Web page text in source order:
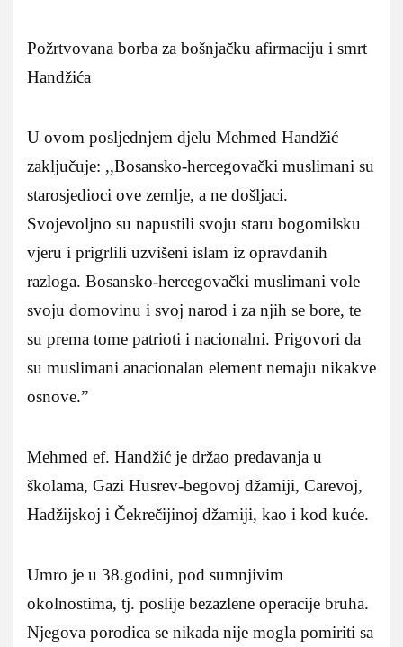
Požrtvovana borba za bošnjačku afirmaciju i smrt
Handžića
U ovom posljednjem djelu Mehmed Handžić
zaključuje: ,,Bosansko-hercegovački muslimani su
starosjedioci ove zemlje, a ne došljaci.
Svojevoljno su napustili svoju staru bogomilsku
vjeru i prigrlili uzvišeni islam iz opravdanih
razloga. Bosansko-hercegovački muslimani vole
svoju domovinu i svoj narod i za njih se bore, te
su prema tome patrioti i nacionalni. Prigovori da
su muslimani anacionalan element nemaju nikakve
osnove.”
Mehmed ef. Handžić je držao predavanja u
školama, Gazi Husrev-begovoj džamiji, Carevoj,
Hadžijskoj i Čekrečijinoj džamiji, kao i kod kuće.
Umro je u 38.godini, pod sumnjivim
okolnostima, tj. poslije bezazlene operacije bruha.
Njegova porodica se nikada nije mogla pomiriti sa